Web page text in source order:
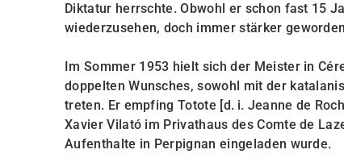
Diktatur herrschte. Obwohl er schon fast 15
wiederzusehen, doch immer stärker
Im Sommer 1953 hielt sich der Meister in
doppelten Wunsches, sowohl mit der
treten. Er empfing Totote [d. i. Jeanne de
Xavier Vilató im Privathaus des Comte de
Aufenthalte in Perpignan eingeladen wurde.